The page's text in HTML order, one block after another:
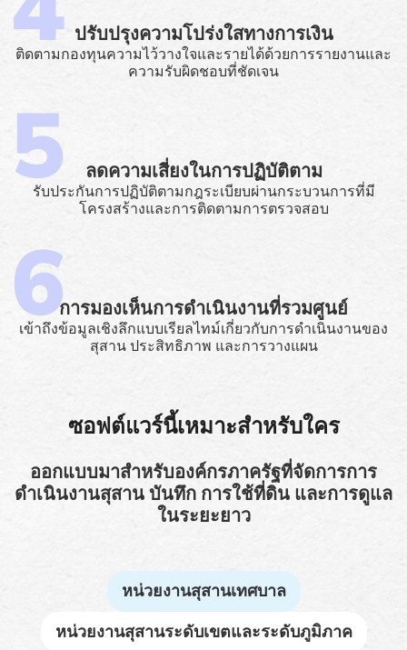
ปรับปรุงความโปร่งใสทางการเงิน
ติดตามกองทุนความไว้วางใจและรายได้ด้วยการรายงานและ
ความรับผิดชอบที่ชัดเจน
ลดความเสี่ยงในการปฏิบัติตาม
รับประกันการปฏิบัติตามกฎระเบียบผ่านกระบวนการที่มี
โครงสร้างและการติดตามการตรวจสอบ
การมองเห็นการดำเนินงานที่รวมศูนย์
เข้าถึงข้อมูลเชิงลึกแบบเรียลไทม์เกี่ยวกับการดำเนินงานของ
สุสาน ประสิทธิภาพ และการวางแผน
ซอฟต์แวร์นี้เหมาะสำหรับใคร
ออกแบบมาสำหรับองค์กรภาครัฐที่จัดการการ
ดำเนินงานสุสาน บันทึก การใช้ที่ดิน และการดูแล
ในระยะยาว
หน่วยงานสุสานเทศบาล
หน่วยงานสุสานระดับเขตและระดับภูมิภาค